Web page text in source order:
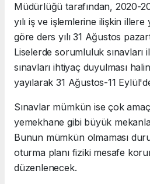
Müdürlüğü tarafından, 2020-
yılı iş ve işlemlerine ilişkin
göre ders yılı 31 Ağustos
Liselerde sorumluluk sınavları
sınavları ihtiyaç duyulması
yayılarak 31 Ağustos-11
Sınavlar mümkün ise çok
yemekhane gibi büyük
Bunun mümkün olmaması
oturma planı fiziki mesafe
düzenlenecek.